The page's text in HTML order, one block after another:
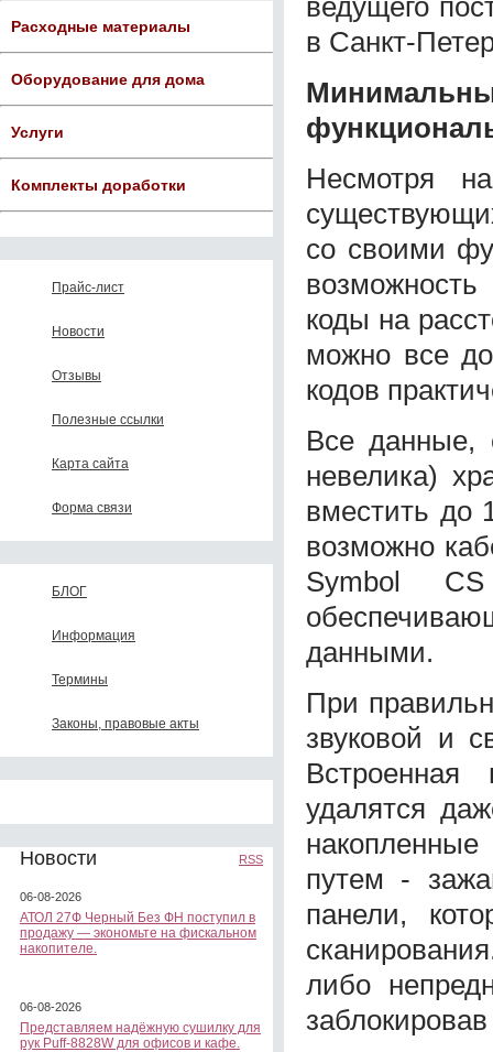
Расходные материалы
Оборудование для дома
Услуги
Комплекты доработки
Прайс-лист
Новости
Отзывы
Полезные ссылки
Карта сайта
Форма связи
БЛОГ
Информация
Термины
Законы, правовые акты
Новости RSS
06-08-2026
АТОЛ 27Ф Черный Без ФН поступил в
продажу — экономьте на фискальном
накопителе.
06-08-2026
Представляем надёжную сушилку для
рук Puff-8828W для офисов и кафе.
в Санкт-
Несмотря
со своими
коды на
можно все
кодов
Все данные,
невелика)
вместить до
возможно
Symbol
данными.
При
звуковой и
удалятся
путем -
панели,
либо